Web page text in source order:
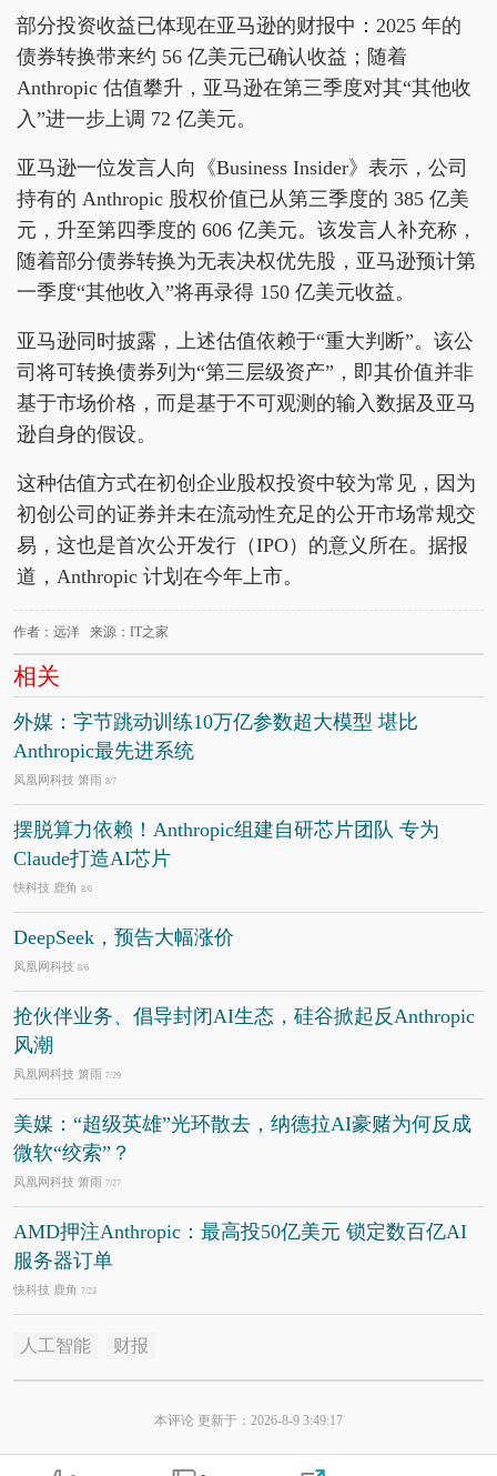
部分投资收益已体现在亚马逊的财报中：2025 年的
债券转换带来约 56 亿美元已确认收益；随着
Anthropic 估值攀升，亚马逊在第三季度对其“其他收
入”进一步上调 72 亿美元。
亚马逊一位发言人向《Business Insider》表示，公司
持有的 Anthropic 股权价值已从第三季度的 385 亿美
元，升至第四季度的 606 亿美元。该发言人补充称，
随着部分债券转换为无表决权优先股，亚马逊预计第
一季度“其他收入”将再录得 150 亿美元收益。
亚马逊同时披露，上述估值依赖于“重大判断”。该公
司将可转换债券列为“第三层级资产”，即其价值并非
基于市场价格，而是基于不可观测的输入数据及亚马
逊自身的假设。
这种估值方式在初创企业股权投资中较为常见，因为
初创公司的证券并未在流动性充足的公开市场常规交
易，这也是首次公开发行（IPO）的意义所在。据报
道，Anthropic 计划在今年上市。
作者：远洋 来源：IT之家
相关
外媒：字节跳动训练10万亿参数超大模型 堪比
Anthropic最先进系统
凤凰网科技 箫雨 8/7
摆脱算力依赖！Anthropic组建自研芯片团队 专为
Claude打造AI芯片
快科技 鹿角 8/6
DeepSeek，预告大幅涨价
凤凰网科技 8/6
抢伙伴业务、倡导封闭AI生态，硅谷掀起反Anthropic
风潮
凤凰网科技 箫雨 7/29
美媒：“超级英雄”光环散去，纳德拉AI豪赌为何反成
微软“绞索”？
凤凰网科技 箫雨 7/27
AMD押注Anthropic：最高投50亿美元 锁定数百亿AI
服务器订单
快科技 鹿角 7/23
人工智能 财报
本评论 更新于：2026-8-9 3:49:17